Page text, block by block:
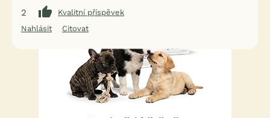
2
Kvalitní příspěvek
Nahlásit
Citovat